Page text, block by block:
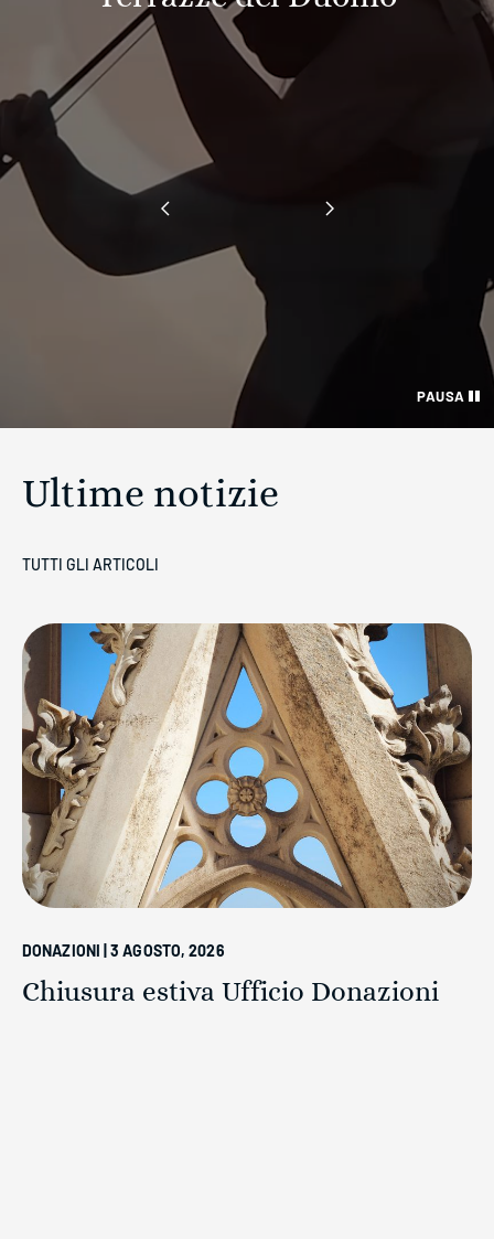
PAUSA
‹ ›
Ultime notizie
TUTTI GLI ARTICOLI
DONAZIONI | 3 AGOSTO, 2026
Chiusura estiva Ufficio Donazioni